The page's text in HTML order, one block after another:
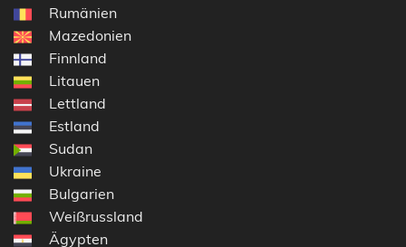
Rumänien
Mazedonien
Finnland
Litauen
Lettland
Estland
Sudan
Ukraine
Bulgarien
Weißrussland
Ägypten